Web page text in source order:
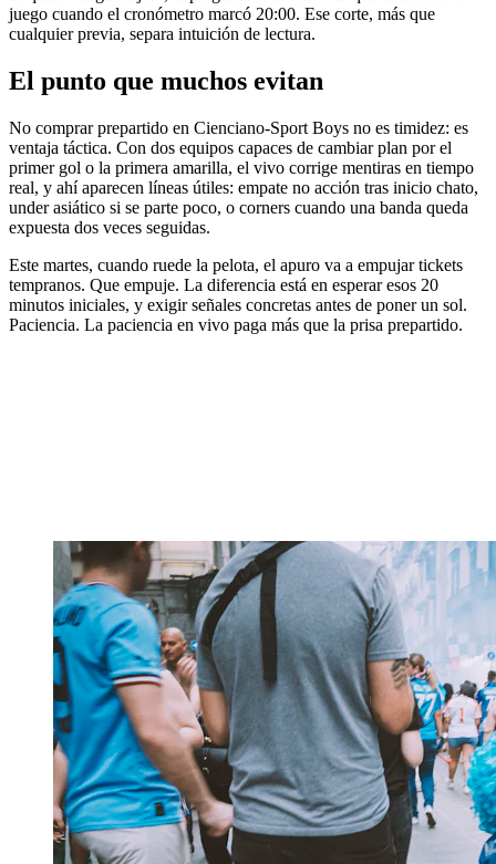
juego cuando el cronómetro marcó 20:00. Ese corte, más que
cualquier previa, separa intuición de lectura.
El punto que muchos evitan
No comprar prepartido en Cienciano-Sport Boys no es timidez: es
ventaja táctica. Con dos equipos capaces de cambiar plan por el
primer gol o la primera amarilla, el vivo corrige mentiras en tiempo
real, y ahí aparecen líneas útiles: empate no acción tras inicio chato,
under asiático si se parte poco, o corners cuando una banda queda
expuesta dos veces seguidas.
Este martes, cuando ruede la pelota, el apuro va a empujar tickets
tempranos. Que empuje. La diferencia está en esperar esos 20
minutos iniciales, y exigir señales concretas antes de poner un sol.
Paciencia. La paciencia en vivo paga más que la prisa prepartido.